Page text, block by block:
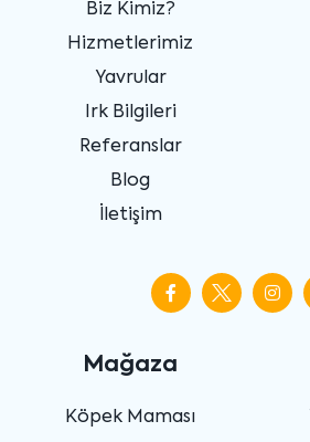
Biz Kimiz?
Hizmetlerimiz
Yavrular
Irk Bilgileri
Referanslar
Blog
İletişim
Mağaza
Köpek Maması